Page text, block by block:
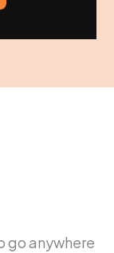
go anywhere